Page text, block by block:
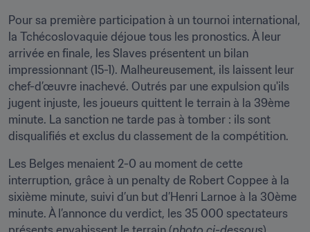
Pour sa première participation à un tournoi international,
la Tchécoslovaquie déjoue tous les pronostics. À leur
arrivée en finale, les Slaves présentent un bilan
impressionnant (15-1). Malheureusement, ils laissent leur
chef-d’œuvre inachevé. Outrés par une expulsion qu'ils
jugent injuste, les joueurs quittent le terrain à la 39ème
minute. La sanction ne tarde pas à tomber : ils sont
disqualifiés et exclus du classement de la compétition.
Les Belges menaient 2-0 au moment de cette
interruption, grâce à un penalty de Robert Coppee à la
sixième minute, suivi d’un but d’Henri Larnoe à la 30ème
minute. À l’annonce du verdict, les 35 000 spectateurs